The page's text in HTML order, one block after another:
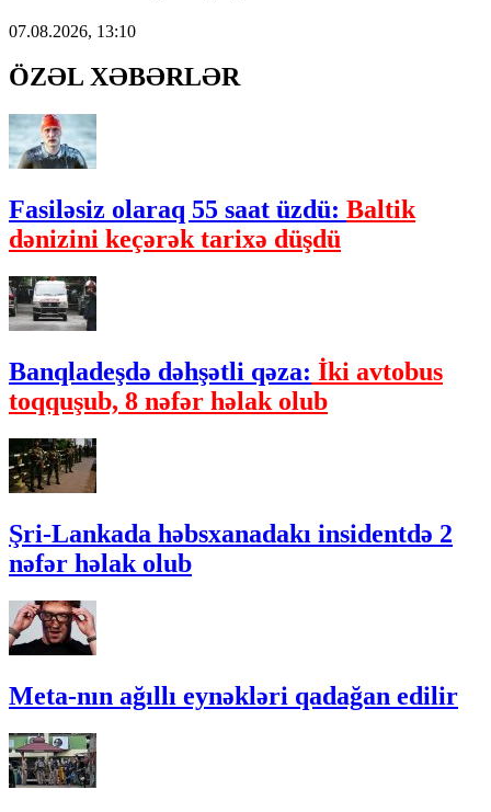
07.08.2026, 13:10
ÖZƏL XƏBƏRLƏR
Fasiləsiz olaraq 55 saat üzdü: Baltik
dənizini keçərək tarixə düşdü
Banqladeşdə dəhşətli qəza: İki avtobus
toqquşub, 8 nəfər həlak olub
Şri-Lankada həbsxanadakı insidentdə 2
nəfər həlak olub
Meta-nın ağıllı eynəkləri qadağan edilir